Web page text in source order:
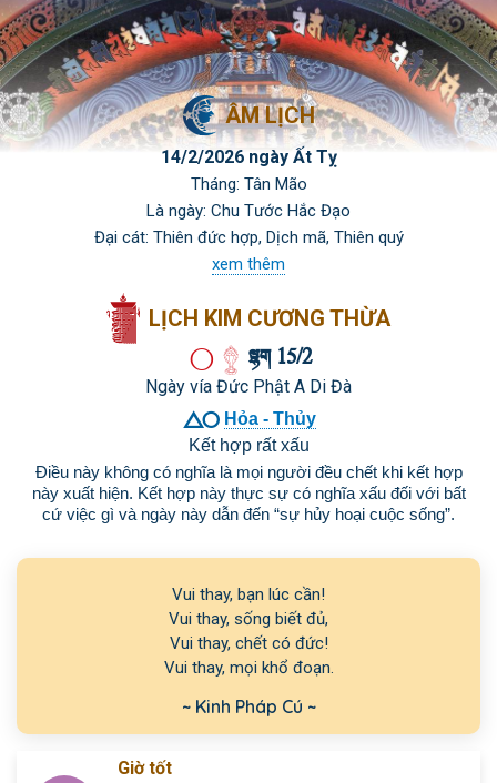
ÂM LỊCH
14/2/2026 ngày Ất Tỵ
Tháng: Tân Mão
Là ngày: Chu Tước Hắc Đạo
Đại cát: Thiên đức hợp, Dịch mã, Thiên quý
xem thêm
LỊCH KIM CƯƠNG THỪA
  15/2
Ngày vía Đức Phật A Di Đà
 Hỏa - Thủy
Kết hợp rất xấu
Điều này không có nghĩa là mọi người đều chết khi kết hợp
này xuất hiện. Kết hợp này thực sự có nghĩa xấu đối với bất
cứ việc gì và ngày này dẫn đến “sự hủy hoại cuộc sống”.
Vui thay, bạn lúc cần!
Vui thay, sống biết đủ,
Vui thay, chết có đức!
Vui thay, mọi khổ đoạn.
~ Kinh Pháp Cú ~
Giờ tốt